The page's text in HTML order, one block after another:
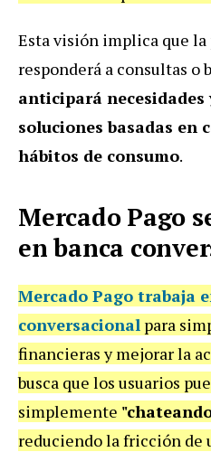
Esta visión implica que
responderá a consultas o
anticipará
soluciones basadas en
hábitos de consumo.
Mercado Pago
en banca
Mercado Pago trabaja
conversacional para
financieras y mejorar la
busca que los usuarios
simplemente
reduciendo la fricción de